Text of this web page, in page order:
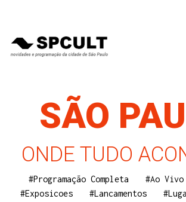
SÃO
ONDE TUDO
#Programação Completa #Ao Vivo
#Exposicoes
#Lancamentos